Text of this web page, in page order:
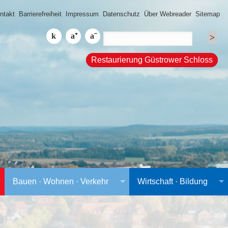
Barrierefreiheit Impressum Datenschutz Über Webreader Sitemap
Restaurierung Güstrower Schloss
Bauen · Wohnen · Verkehr Wirtschaft · Bildung